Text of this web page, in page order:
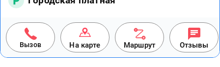
Вызов На карте Маршрут Отзывы